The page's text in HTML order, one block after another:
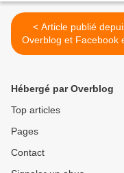
< Article publié depuis
Overblog et Facebook et X
(Twitter)
Hébergé par Overblog
Top articles
Pages
Contact